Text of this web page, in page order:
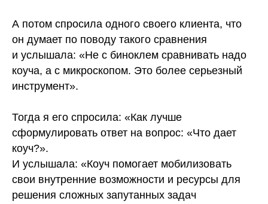
А потом спросила одного своего клиента, что
он думает по поводу такого сравнения
и услышала: «Не с биноклем сравнивать надо
коуча, а с микроскопом. Это более серьезный
инструмент».
Тогда я его спросила: «Как лучше
сформулировать ответ на вопрос: «Что дает
коуч?».
И услышала: «Коуч помогает мобилизовать
свои внутренние возможности и ресурсы для
решения сложных запутанных задач